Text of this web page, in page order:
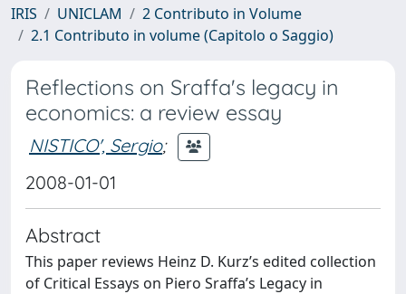
IRIS UNICLAM
2 Contributo in Volume
2.1 Contributo in volume (Capitolo o Saggio)
Reflections on Sraffa's legacy in
economics: a review essay
NISTICO', Sergio;
2008-01-01
Abstract
This paper reviews Heinz D. Kurz’s edited collection
of Critical Essays on Piero Sraffa’s Legacy in